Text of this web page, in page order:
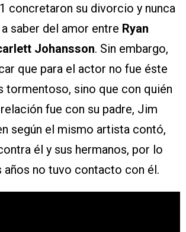
concretaron su divorcio y nunca
saber del amor entre Ryan
Johansson. Sin embargo,
que para el actor no fue éste
tormentoso, sino que con quién
fue con su padre, Jim
según el mismo artista contó,
él y sus hermanos, por lo
años no tuvo contacto con él.